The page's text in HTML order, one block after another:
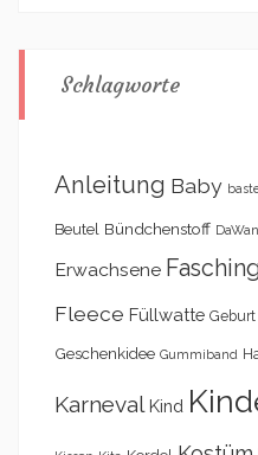
Schlagworte
Anleitung Baby
Beutel Bündchenstoff
Erwachsene Fasching
Fleece Füllwatte Geburt
Geschenkidee Gummiband
Karneval Kind